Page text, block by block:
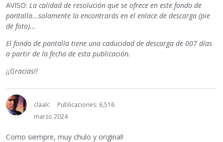
AVISO: La calidad de resolución que se ofrece en este fondo de
pantalla...solamente la encontrarás en el enlace de descarga (pie
de foto)...
El fondo de pantalla tiene una caducidad de descarga de 007 días
a partir de la fecha de esta publicación.
¡¡Gracias!!
claalc
Publicaciones: 6,516
marzo 2024
Como siempre, muy chulo y original!